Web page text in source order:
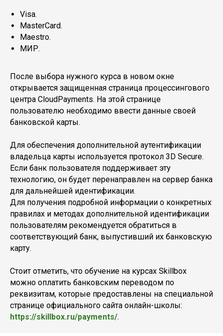
Visa.
MasterCard.
Maestro.
МИР.
После выбора нужного курса в новом окне
открывается защищенная страница процессингового
центра CloudPayments. На этой странице
пользователю необходимо ввести данные своей
банковской карты.
Для обеспечения дополнительной аутентификации
владельца карты используется протокол 3D Secure.
Если банк пользователя поддерживает эту
технологию, он будет перенаправлен на сервер банка
для дальнейшей идентификации.
Для получения подробной информации о конкретных
правилах и методах дополнительной идентификации
пользователям рекомендуется обратиться в
соответствующий банк, выпустивший их банковскую
карту.
Стоит отметить, что обучение на курсах Skillbox
можно оплатить банковским переводом по
реквизитам, которые предоставлены на специальной
странице официального сайта онлайн-школы:
https://skillbox.ru/payments/.